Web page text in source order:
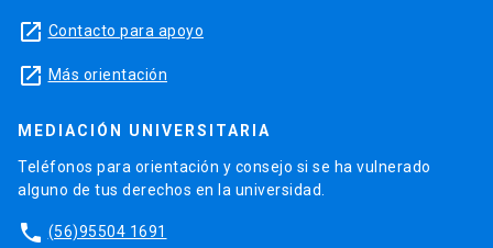
launch Contacto para apoyo
launch Más orientación
MEDIACIÓN UNIVERSITARIA
Teléfonos para orientación y consejo si se ha vulnerado
alguno de tus derechos en la universidad.
phone (56)95504 1691